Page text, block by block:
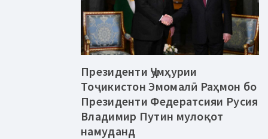
Президенти Ҷумҳурии
Тоҷикистон Эмомалӣ Раҳмон бо
Президенти Федератсияи Русия
Владимир Путин мулоқот
намуданд